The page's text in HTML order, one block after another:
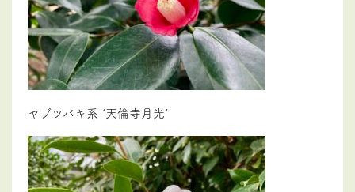
ヤブツバキ系 ‘天倫寺月光’